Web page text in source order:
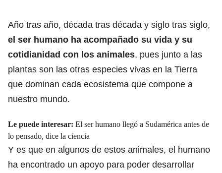
Año tras año, década tras década y siglo tras siglo,
el ser humano ha acompañado su vida y su
cotidianidad con los animales, pues junto a las
plantas son las otras especies vivas en la Tierra
que dominan cada ecosistema que compone a
nuestro mundo.
Le puede interesar: El ser humano llegó a Sudamérica antes de
lo pensado, dice la ciencia
Y es que en algunos de estos animales, el humano
ha encontrado un apoyo para poder desarrollar